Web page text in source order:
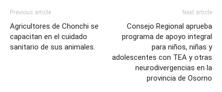
Previous article
Agricultores de Chonchi se
capacitan en el cuidado
sanitario de sus animales.
Next article
Consejo Regional aprueba
programa de apoyo integral
para niños, niñas y
adolescentes con TEA y otras
neurodivergencias en la
provincia de Osorno